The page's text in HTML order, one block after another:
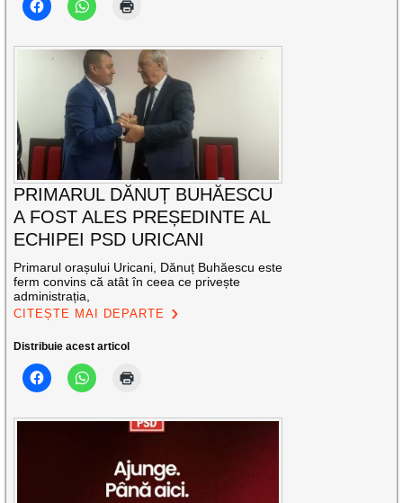
PRIMARUL DĂNUȚ BUHĂESCU
A FOST ALES PREȘEDINTE AL
ECHIPEI PSD URICANI
Primarul orașului Uricani, Dănuț Buhăescu este
ferm convins că atât în ceea ce privește
administrația,
CITEȘTE MAI DEPARTE
Distribuie acest articol